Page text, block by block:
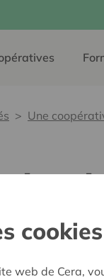
Une
web de Cera,